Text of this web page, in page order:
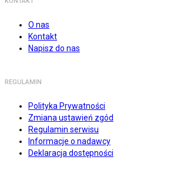
O nas
Kontakt
Napisz do nas
REGULAMIN
Polityka Prywatności
Zmiana ustawień zgód
Regulamin serwisu
Informacje o nadawcy
Deklaracja dostępności